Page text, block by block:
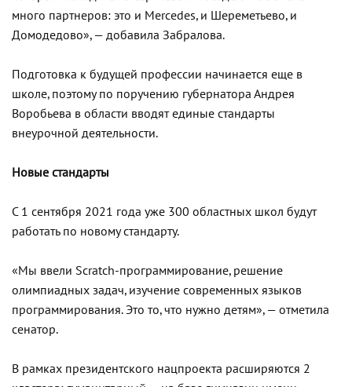
много партнеров: это и Mercedes, и Шереметьево, и
Домодедово», — добавила Забралова.
Подготовка к будущей профессии начинается еще в
школе, поэтому по поручению губернатора Андрея
Воробьева в области вводят единые стандарты
внеурочной деятельности.
Новые стандарты
С 1 сентября 2021 года уже 300 областных школ будут
работать по новому стандарту.
«Мы ввели Scratch-программирование, решение
олимпиадных задач, изучение современных языков
программирования. Это то, что нужно детям», — отметила
сенатор.
В рамках президентского нацпроекта расширяются 2